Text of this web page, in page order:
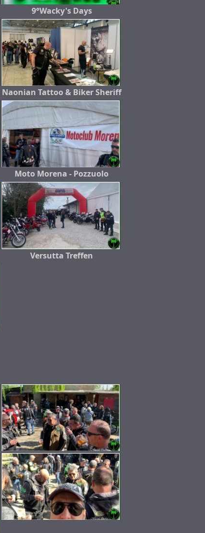
9°Wacky's Days
Naonian Tattoo & Biker Sheriff
Moto Morena - Pozzuolo
Versutta Treffen